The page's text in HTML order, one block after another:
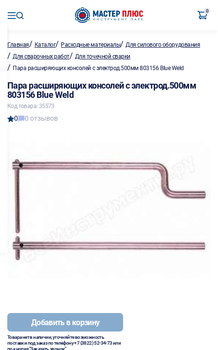
0
Главная/ Каталог/ Расходные материалы/Для силового оборудования
/ Для сварочных работ/ Для точечной сварки
/ Пара расширяющих консолей с электрод.500мм 803156 Blue Weld
Пара расширяющих консолей с электрод.500мм
803156 Blue Weld
Код товара: 35573
0 0 отзывов
Добавить в корзину
Товара нет в наличии, уточняйте возможность
поставки под заказ по телефону+7 (3822) 52-34-73или
по кнопке "Заказать звонок"